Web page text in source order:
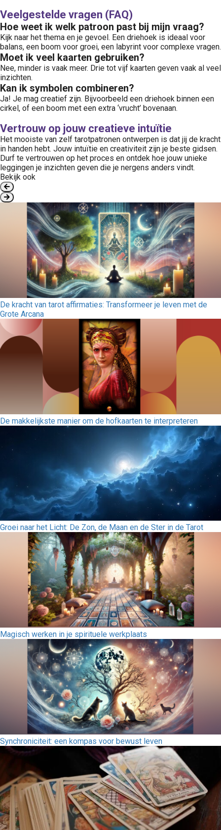
Veelgestelde vragen (FAQ)
Hoe weet ik welk patroon past bij mijn vraag?
Kijk naar het thema en je gevoel. Een driehoek is ideaal voor
balans, een boom voor groei, een labyrint voor complexe vragen.
Moet ik veel kaarten gebruiken?
Nee, minder is vaak meer. Drie tot vijf kaarten geven vaak al veel
inzichten.
Kan ik symbolen combineren?
Ja! Je mag creatief zijn. Bijvoorbeeld een driehoek binnen een
cirkel, of een boom met een extra ‘vrucht’ bovenaan.
Vertrouw op jouw creatieve intuïtie
Het mooiste van zelf tarotpatronen ontwerpen is dat jij de kracht
in handen hebt. Jouw intuïtie en creativiteit zijn je beste gidsen.
Durf te vertrouwen op het proces en ontdek hoe jouw unieke
leggingen je inzichten geven die je nergens anders vindt.
Bekijk ook
De kracht van tarot affirmaties: Transformeer je leven met de
Grote Arcana
De makkelijkste manier om de hofkaarten te interpreteren
Groei naar het Licht: De Zon, de Maan en de Ster in de Tarot
Magisch werken in je spirituele werkplaats
Synchroniciteit: een kompas voor bewust leven